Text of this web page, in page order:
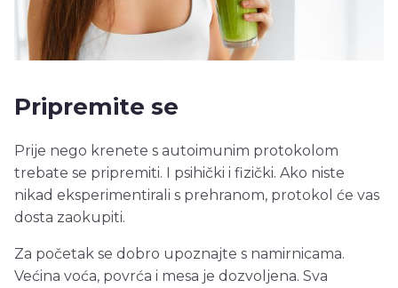
Pripremite se
Prije nego krenete s autoimunim protokolom
trebate se pripremiti. I psihički i fizički. Ako niste
nikad eksperimentirali s prehranom, protokol će vas
dosta zaokupiti.
Za početak se dobro upoznajte s namirnicama.
Većina voća, povrća i mesa je dozvoljena. Sva